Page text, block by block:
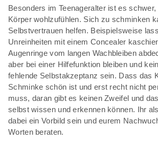
Besonders im Teenageralter ist es
Körper wohlzufühlen. Sich zu schminken
Selbstvertrauen helfen. Beispielsweise
Unreinheiten mit einem Concealer
Augenringe vom langen Wachbleiben
aber bei einer Hilfefunktion bleiben und
fehlende Selbstakzeptanz sein. Dass das
Schminke schön ist und erst recht nicht
muss, daran gibt es keinen Zweifel und
selbst wissen und erkennen können. Ihr
dabei ein Vorbild sein und eurem
Worten beraten.